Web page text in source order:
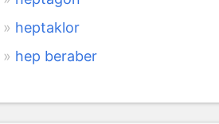
heptaklor
hep beraber